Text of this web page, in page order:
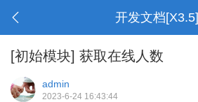
开发文档[X3.5]
[初始模块] 获取在线人数
admin
2023-6-24 16:43:44